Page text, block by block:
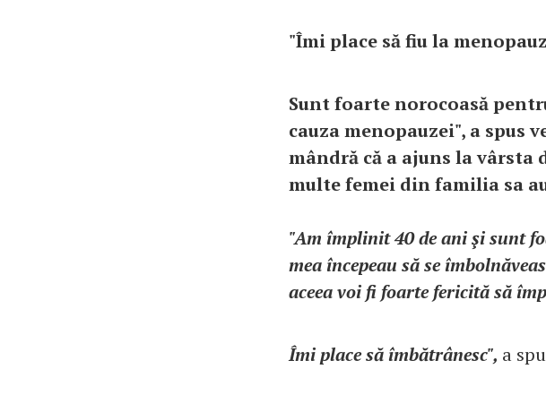
"Îmi place să fiu la
Sunt foarte norocoasă
cauza menopauzei", a spus
mândră că a ajuns la vârsta
multe femei din familia sa
"Am împlinit 40 de ani şi sunt
mea începeau să se
aceea voi fi foarte fericită să
Îmi place să îmbătrânesc", a